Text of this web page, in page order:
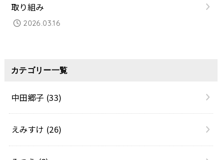
取り組み
2026.03.16
カテゴリー一覧
中田郷子 (33)
えみすけ (26)